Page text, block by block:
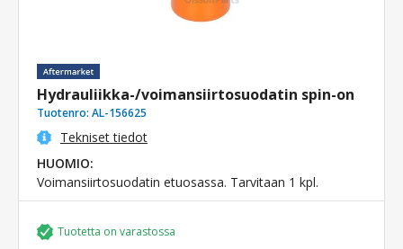
Hydrauliikka-/voimansiirtosuodatin spin-on
Tuotenro: AL-156625
Tekniset tiedot
HUOMIO:
Voimansiirtosuodatin etuosassa. Tarvitaan 1 kpl.
Tuotetta on varastossa